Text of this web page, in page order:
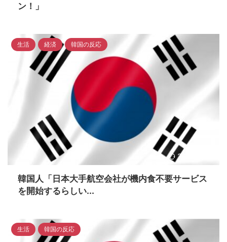
ン！」
2023/4/18
生活 経済 韓国の反応
韓国人「日本大手航空会社が機内食不要サービス
を開始するらしい...
生活 韓国の反応